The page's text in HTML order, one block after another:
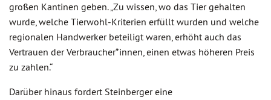
großen Kantinen geben. „Zu wissen, wo das Tier gehalten
wurde, welche Tierwohl-Kriterien erfüllt wurden und welche
regionalen Handwerker beteiligt waren, erhöht auch das
Vertrauen der Verbraucher*innen, einen etwas höheren Preis
zu zahlen.“
Darüber hinaus fordert Steinberger eine